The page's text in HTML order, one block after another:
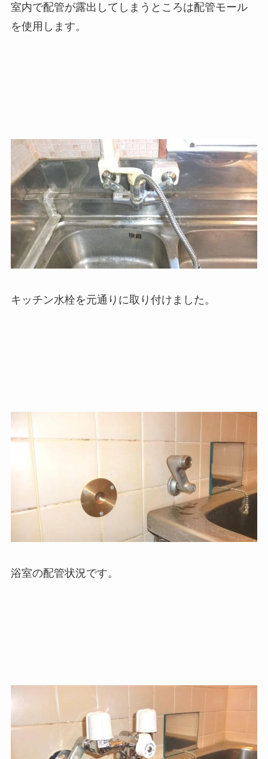
室内で配管が露出してしまうところは配管モール
を使用します。
キッチン水栓を元通りに取り付けました。
浴室の配管状況です。